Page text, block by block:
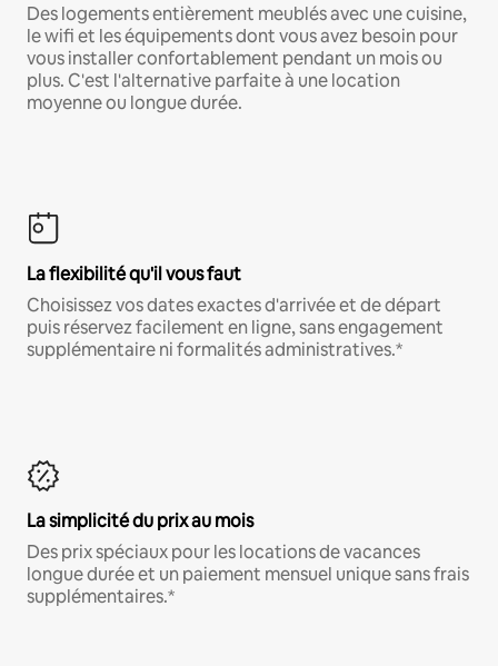
Des logements entièrement meublés avec une cuisine,
le wifi et les équipements dont vous avez besoin pour
vous installer confortablement pendant un mois ou
plus. C'est l'alternative parfaite à une location
moyenne ou longue durée.
La flexibilité qu'il vous faut
Choisissez vos dates exactes d'arrivée et de départ
puis réservez facilement en ligne, sans engagement
supplémentaire ni formalités administratives.*
La simplicité du prix au mois
Des prix spéciaux pour les locations de vacances
longue durée et un paiement mensuel unique sans frais
supplémentaires.*